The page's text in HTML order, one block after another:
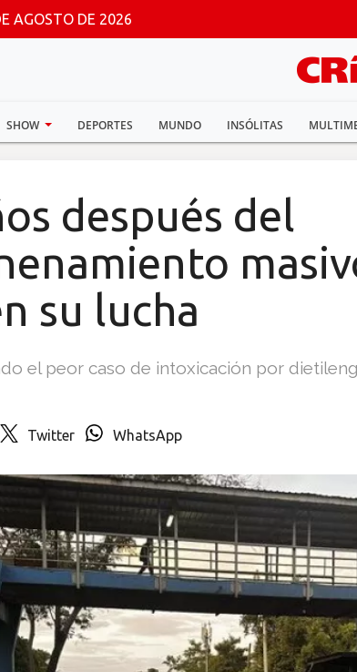
AGOSTO DE 2026
SHOW DEPORTES MUNDO INSÓLITAS
después del
su lucha
el peor caso de intoxicación por
Twitter WhatsApp